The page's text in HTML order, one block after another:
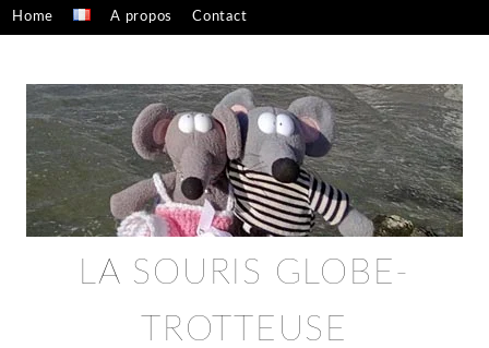
Skip
to
Home A propos Contact
LA SOURIS GLOBE-
TROTTEUSE